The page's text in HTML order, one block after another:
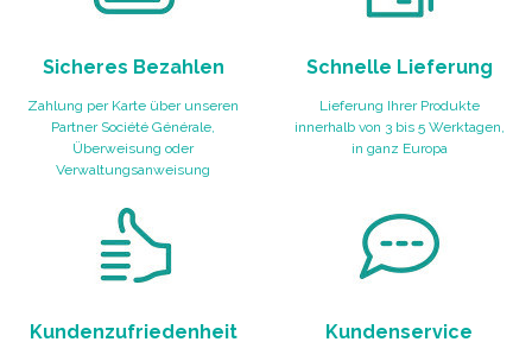
Sicheres Bezahlen
Zahlung per Karte über unseren
Partner Société Générale,
Überweisung oder
Verwaltungsanweisung
Schnelle Lieferung
Lieferung Ihrer Produkte
innerhalb von 3 bis 5 Werktagen,
in ganz Europa
Kundenzufriedenheit Kundenservice